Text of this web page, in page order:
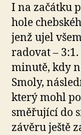
I na začátku
hole
jenž ujel
radovat –
minutě, kdy
Smoly,
který mohl
směřující do
závěru ještě